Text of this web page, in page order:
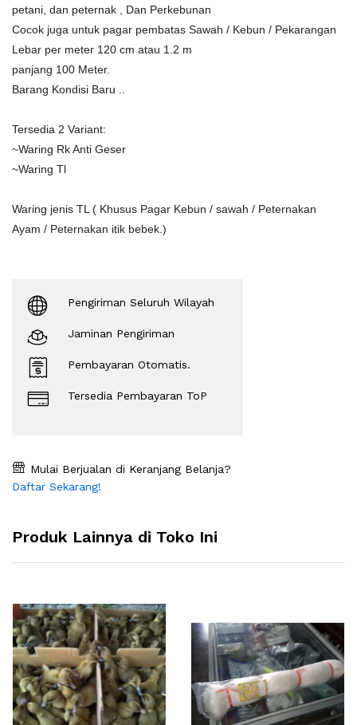
petani, dan peternak , Dan Perkebunan
Cocok juga untuk pagar pembatas Sawah / Kebun / Pekarangan
Lebar per meter 120 cm atau 1.2 m
panjang 100 Meter.
Barang Kondisi Baru ..
Tersedia 2 Variant:
~Waring Rk Anti Geser
~Waring Tl
Waring jenis TL ( Khusus Pagar Kebun / sawah / Peternakan
Ayam / Peternakan itik bebek.)
Pengiriman Seluruh Wilayah
Jaminan Pengiriman
Pembayaran Otomatis.
Tersedia Pembayaran ToP
Mulai Berjualan di Keranjang Belanja?
Daftar Sekarang!
Produk Lainnya di Toko Ini